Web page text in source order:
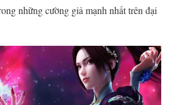
những cường giả mạnh nhất trên đại